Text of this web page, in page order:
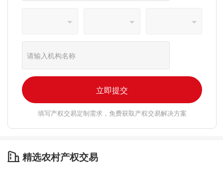
  
立即提交
填写产权交易定制需求，免费获取产权交易解决方案
 精选农村产权交易